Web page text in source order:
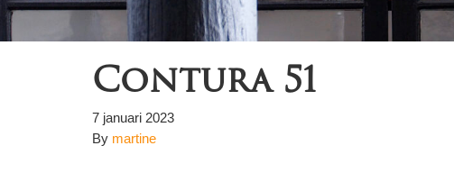
Contura 51
7 januari 2023
By martine